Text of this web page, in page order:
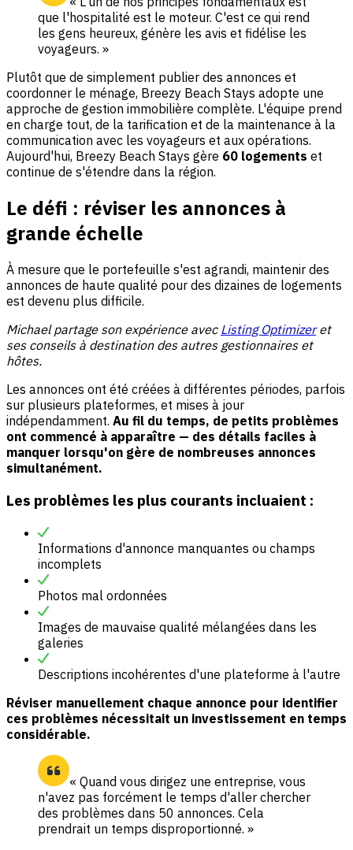
que l'hospitalité est le moteur. C'est ce qui rend
les gens heureux, génère les avis et fidélise les
voyageurs. »
Plutôt que de simplement publier des annonces et
coordonner le ménage, Breezy Beach Stays adopte une
approche de gestion immobilière complète. L'équipe prend
en charge tout, de la tarification et de la maintenance à la
communication avec les voyageurs et aux opérations.
Aujourd'hui, Breezy Beach Stays gère 60 logements et
continue de s'étendre dans la région.
Le défi : réviser les annonces à
grande échelle
À mesure que le portefeuille s'est agrandi, maintenir des
annonces de haute qualité pour des dizaines de logements
est devenu plus difficile.
Michael partage son expérience avec Listing Optimizeret
ses conseils à destination des autres gestionnaires et
hôtes.
Les annonces ont été créées à différentes périodes, parfois
sur plusieurs plateformes, et mises à jour
indépendamment. Au fil du temps, de petits problèmes
ont commencé à apparaître — des détails faciles à
manquer lorsqu'on gère de nombreuses annonces
simultanément.
Les problèmes les plus courants incluaient :
Informations d'annonce manquantes ou champs
incomplets
Photos mal ordonnées
Images de mauvaise qualité mélangées dans les
galeries
Descriptions incohérentes d'une plateforme à l'autre
Réviser manuellement chaque annonce pour identifier
ces problèmes nécessitait un investissement en temps
considérable.
« Quand vous dirigez une entreprise, vous
n'avez pas forcément le temps d'aller chercher
des problèmes dans 50 annonces. Cela
prendrait un temps disproportionné. »